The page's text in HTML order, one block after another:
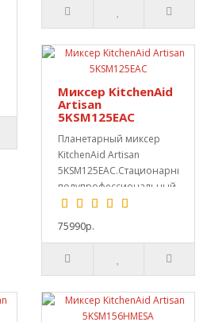
Миксер KitchenAid
Artisan
5KSM125EAC
Планетарный миксер
KitchenAid Artisan
5KSM125EAC.Cтационарный
полупрофессиональный
для дома и кондит..
75990р.